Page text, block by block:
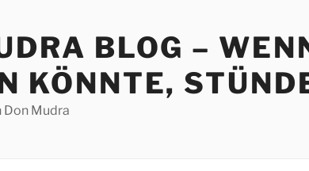
BLOG –
KÖNNTE,
Don Mudra